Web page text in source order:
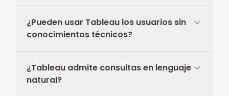
¿Pueden usar Tableau los usuarios sin
conocimientos técnicos?
¿Tableau admite consultas en lenguaje
natural?